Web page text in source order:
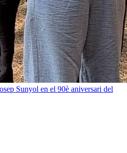
Sunyol en el 90è aniversari del